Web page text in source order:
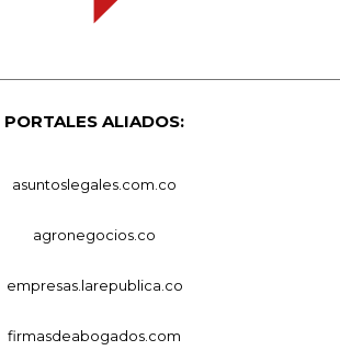
PORTALES ALIADOS:
asuntoslegales.com.co
agronegocios.co
empresas.larepublica.co
firmasdeabogados.com